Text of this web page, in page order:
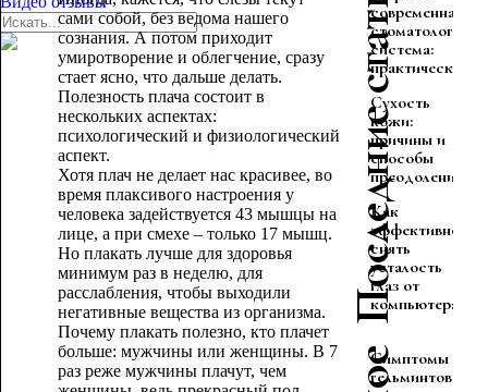
сами собой, без ведома нашего
сознания. А потом приходит
умиротворение и облегчение, сразу
стает ясно, что дальше делать.
Полезность плача состоит в
нескольких аспектах:
психологический и физиологический
аспект.
Хотя плач не делает нас красивее, во
время плаксивого настроения у
человека задействуется 43 мышцы на
лице, а при смехе – только 17 мышц.
Но плакать лучше для здоровья
минимум раз в неделю, для
расслабления, чтобы выходили
негативные вещества из организма.
Почему плакать полезно, кто плачет
больше: мужчины или женщины. В 7
раз реже мужчины плачут, чем
Последние статьи
современная
система:
практическое...
Сухость
кожи:
причины и
способы
преодоления
Как
эффективно
снять
усталость
глаз от
компьютера
Симптомы
гельминтов